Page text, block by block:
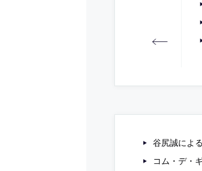
谷尻誠によ
コム・デ・